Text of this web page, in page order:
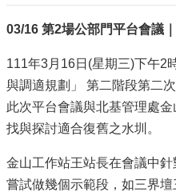
03/16 第2場公部門平台會議
111年3月16日(星期三)下午2
與調適規劃」 第二階段第二
此次平台會議與北基管理處
找與探討適合復舊之水圳。
金山工作站王站長在會議中
嘗試做幾個示範段，如三界